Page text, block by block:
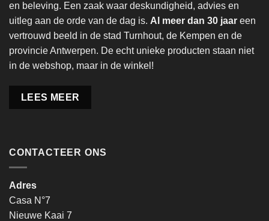
en beleving. Een zaak waar deskundigheid, advies en
uitleg aan de orde van de dag is. Al meer dan 30 jaar een
vertrouwd beeld in de stad Turnhout, de Kempen en de
provincie Antwerpen. De echt unieke producten staan niet
in de webshop, maar in de winkel!
LEES MEER
CONTACTEER ONS
Adres
Casa N°7
Nieuwe Kaai 7